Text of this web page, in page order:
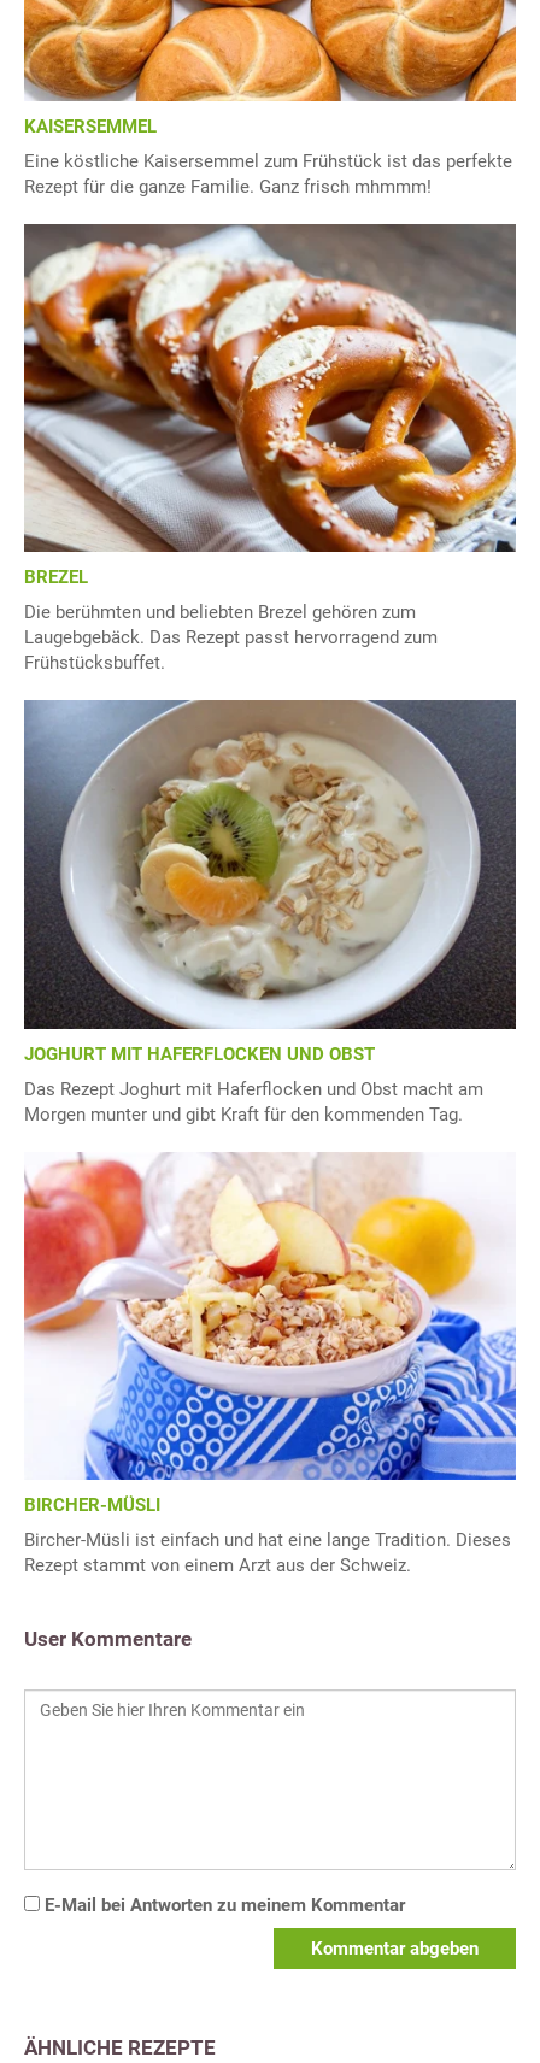
KAISERSEMMEL
Eine köstliche Kaisersemmel zum Frühstück ist das perfekte
Rezept für die ganze Familie. Ganz frisch mhmmm!
BREZEL
Die berühmten und beliebten Brezel gehören zum
Laugebgebäck. Das Rezept passt hervorragend zum
Frühstücksbuffet.
JOGHURT MIT HAFERFLOCKEN UND OBST
Das Rezept Joghurt mit Haferflocken und Obst macht am
Morgen munter und gibt Kraft für den kommenden Tag.
BIRCHER-MÜSLI
Bircher-Müsli ist einfach und hat eine lange Tradition. Dieses
Rezept stammt von einem Arzt aus der Schweiz.
User Kommentare
E-Mail bei Antworten zu meinem Kommentar
Kommentar abgeben
ÄHNLICHE REZEPTE